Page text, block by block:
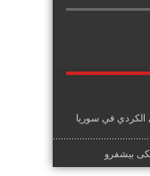
الكردي في سوريا